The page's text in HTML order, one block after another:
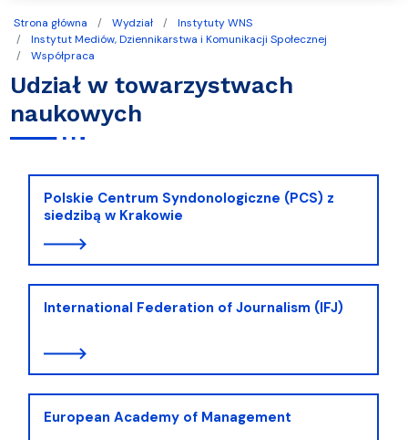
Strona główna Wydział
Instytuty WNS
Instytut Mediów, Dziennikarstwa i Komunikacji Społecznej
Współpraca
Udział w towarzystwach
naukowych
Polskie Centrum Syndonologiczne (PCS) z
siedzibą w Krakowie
International Federation of Journalism (IFJ)
European Academy of Management